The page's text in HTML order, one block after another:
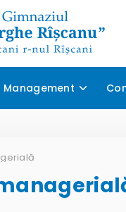
Management